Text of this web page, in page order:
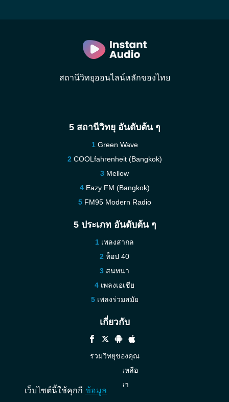
สถานีวิทยุออนไลน์หลักของไทย
5 สถานีวิทยุ อันดับต้น ๆ
Green Wave
COOLfahrenheit (Bangkok)
Mellow
Eazy FM (Bangkok)
FM95 Modern Radio
5 ประเภท อันดับต้น ๆ
เพลงสากล
ท็อป 40
สนทนา
เพลงเอเชีย
เพลงร่วมสมัย
เกี่ยวกับ
รวมวิทยุของคุณ
ความช่วยเหลือ
ติดต่อเรา
เว็บไซต์นี้ใช้คุกกี ข้อมูล